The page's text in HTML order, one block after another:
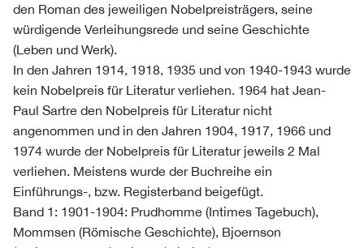
den Roman des jeweiligen Nobelpreisträgers, seine
würdigende Verleihungsrede und seine Geschichte
(Leben und Werk).
In den Jahren 1914, 1918, 1935 und von 1940-1943 wurde
kein Nobelpreis für Literatur verliehen. 1964 hat Jean-
Paul Sartre den Nobelpreis für Literatur nicht
angenommen und in den Jahren 1904, 1917, 1966 und
1974 wurde der Nobelpreis für Literatur jeweils 2 Mal
verliehen. Meistens wurde der Buchreihe ein
Einführungs-, bzw. Registerband beigefügt.
Band 1: 1901-1904: Prudhomme (Intimes Tagebuch),
Mommsen (Römische Geschichte), Bjoernson